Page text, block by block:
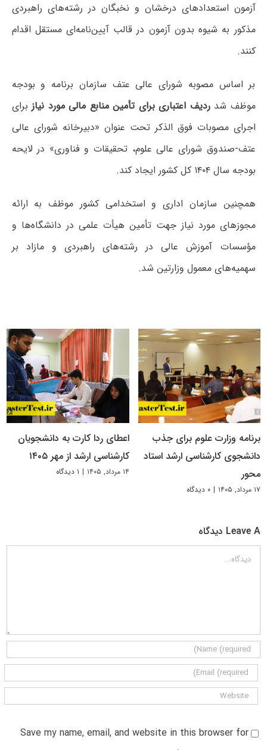
آزمون استعدادهای درخشان و نخبگان در رشته‌های راهبردی
مذکور به شیوه بدون آزمون در قالب آیین‌نامه‌ای مستقل اقدام
کنند.
بر اساس مصوبه شورای عالی عتف سازمان برنامه و بودجه
موظف شدردیف اعتباری برای تأمین منابع مالی مورد نیازبرای
اجرای مصوبات فوق الذکر تحت عنوان «دبیرخانه شورای عالی
عتف-صندوق شورای عالی علوم، تحقیقات و فناوری» در لایحه
بودجه سال ۱۴۰۴ کل کشور ایجاد کند.
همچنین سازمان اداری و استخدامی کشور موظف به ارائه
مجوزهای مورد نیاز جهت تأمین هیأت علمی در دانشگاه‌ها و
مؤسسات آموزش عالی در رشته‌های راهبردی و مازاد بر
سهمیه‌های معمول وزارتین شد.
برنامه وزارت علوم برای جذب
دانشجوی کارشناسی ارشد استاد
محور
۱۷ مرداد, ۱۴۰۵ | ۰ دیدگاه
اعطای ردا کارت به دانشجویان
کارشناسی ارشد از مهر ۱۴۰۵
۱۴ مرداد, ۱۴۰۵ | ۱ دیدگاه
Leave A دیدگاه
دیدگاه
Save my name, email, and website in this browser for